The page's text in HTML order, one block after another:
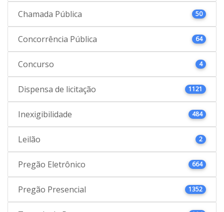
Chamada Pública 50
Concorrência Pública 64
Concurso 4
Dispensa de licitação 1121
Inexigibilidade 484
Leilão 2
Pregão Eletrônico 664
Pregão Presencial 1352